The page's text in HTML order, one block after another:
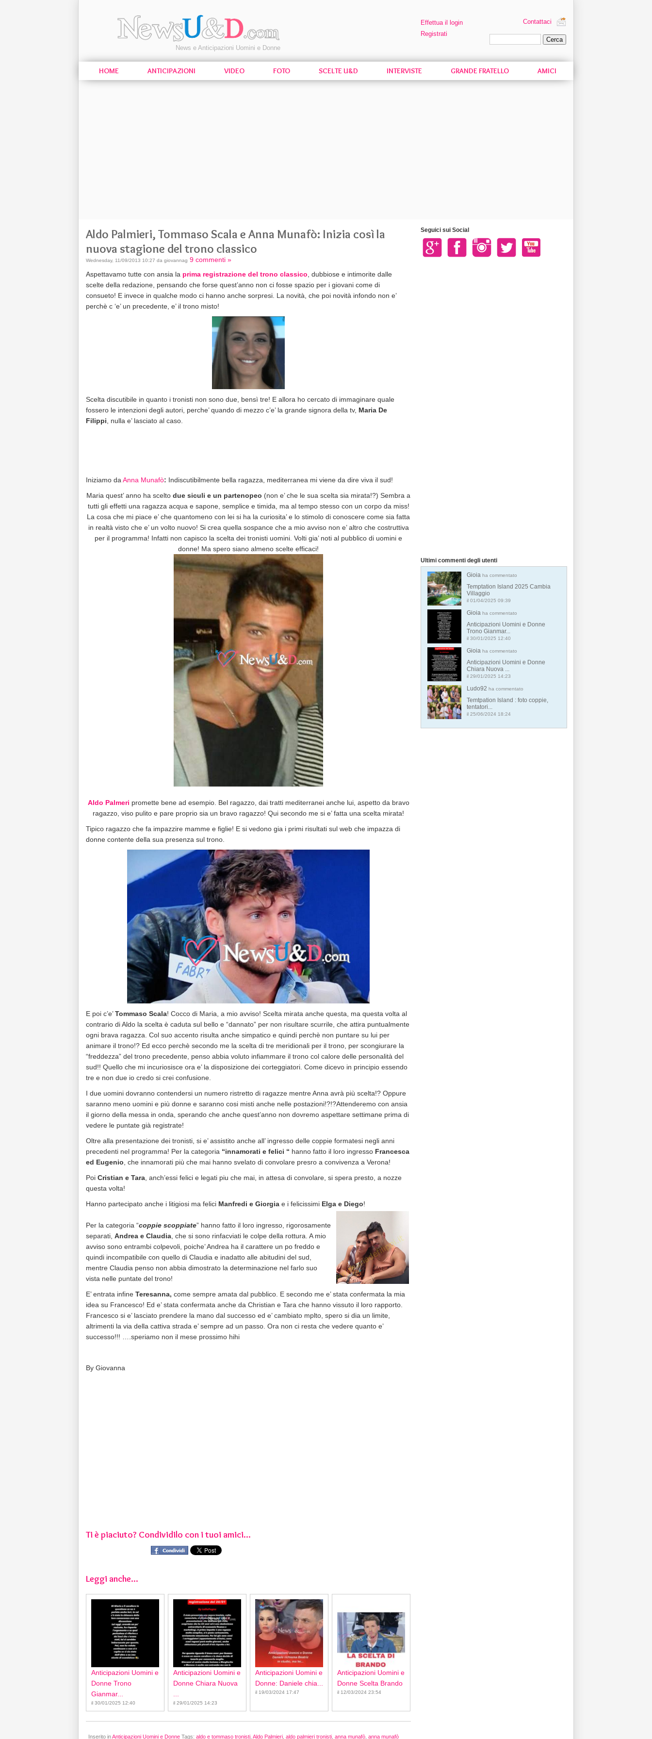
News e Anticipazioni Uomini e Donne
Effettua il login
Registrati
Contattaci
HOME ANTICIPAZIONI VIDEO FOTO SCELTE U&D INTERVISTE GRANDE FRATELLO AMICI
Aldo Palmieri, Tommaso Scala e Anna Munafò: Inizia così la
nuova stagione del trono classico
Wednesday, 11/09/2013 10:27 da giovannag 9 commenti »
Aspettavamo tutte con ansia la prima registrazione del trono classico , dubbiose e intimorite dalle
scelte della redazione, pensando che forse quest’anno non ci fosse spazio per i giovani come di
consueto! E invece in qualche modo ci hanno anche sorpresi. La novità, che poi novità infondo non e’
perchè c ‘e’ un precedente, e’ il trono misto!
Scelta discutibile in quanto i tronisti non sono due, bensì tre! E allora ho cercato di immaginare quale
fossero le intenzioni degli autori, perche’ quando di mezzo c’e’ la grande signora della tv, Maria De
Filippi , nulla e’ lasciato al caso.
Iniziamo da Anna Munafò: Indiscutibilmente bella ragazza, mediterranea mi viene da dire viva il sud!
Maria quest’ anno ha scelto due siculi e un partenopeo (non e’ che le sua scelta sia mirata!?) Sembra a
tutti gli effetti una ragazza acqua e sapone, semplice e timida, ma al tempo stesso con un corpo da miss!
La cosa che mi piace e’ che quantomeno con lei si ha la curiosita’ e lo stimolo di conoscere come sia fatta
in realtà visto che e’ un volto nuovo! Si crea quella sospance che a mio avviso non e’ altro che costruttiva
per il programma! Infatti non capisco la scelta dei tronisti uomini. Volti gia’ noti al pubblico di uomini e
donne! Ma spero siano almeno scelte efficaci!
Aldo Palmeri promette bene ad esempio. Bel ragazzo, dai tratti mediterranei anche lui, aspetto da bravo
ragazzo, viso pulito e pare proprio sia un bravo ragazzo! Qui secondo me si e’ fatta una scelta mirata!
Tipico ragazzo che fa impazzire mamme e figlie! E si vedono gia i primi risultati sul web che impazza di
donne contente della sua presenza sul trono.
E poi c’e’Tommaso Scala! Cocco di Maria, a mio avviso! Scelta mirata anche questa, ma questa volta al
contrario di Aldo la scelta è caduta sul bello e “dannato” per non risultare scurrile, che attira puntualmente
ogni brava ragazza. Col suo accento risulta anche simpatico e quindi perchè non puntare su lui per
animare il trono!? Ed ecco perchè secondo me la scelta di tre meridionali per il trono, per scongiurare la
“freddezza” del trono precedente, penso abbia voluto infiammare il trono col calore delle personalità del
sud!! Quello che mi incuriosisce ora e’ la disposizione dei corteggiatori. Come dicevo in principio essendo
tre e non due io credo si crei confusione.
I due uomini dovranno contendersi un numero ristretto di ragazze mentre Anna avrà più scelta!? Oppure
saranno meno uomini e più donne e saranno cosi misti anche nelle postazioni!?!?Attenderemo con ansia
il giorno della messa in onda, sperando che anche quest’anno non dovremo aspettare settimane prima di
vedere le puntate già registrate!
Oltre alla presentazione dei tronisti, si e’ assistito anche all’ ingresso delle coppie formatesi negli anni
precedenti nel programma! Per la categoria “innamorati e felici “ hanno fatto il loro ingresso Francesca
ed Eugenio , che innamorati più che mai hanno svelato di convolare presro a convivenza a Verona!
Poi Cristian e Tara , anch’essi felici e legati piu che mai, in attesa di convolare, si spera presto, a nozze
questa volta!
Hanno partecipato anche i litigiosi ma felici Manfredi e Giorgia e i felicissimi Elga e Diego!
Per la categoria “coppie scoppiate” hanno fatto il loro ingresso, rigorosamente
separati, Andrea e Claudia , che si sono rinfacviati le colpe della rottura. A mio
avviso sono entrambi colpevoli, poiche’ Andrea ha il carattere un po freddo e
quindi incompatibile con quello di Claudia e inadatto alle abitudini del sud,
mentre Claudia penso non abbia dimostrato la determinazione nel farlo suo
vista nelle puntate del trono!
E’ entrata infine Teresanna, come sempre amata dal pubblico. E secondo me e’ stata confermata la mia
idea su Francesco! Ed e’ stata confermata anche da Christian e Tara che hanno vissuto il loro rapporto.
Francesco si e’ lasciato prendere la mano dal successo ed e’ cambiato mplto, spero si dia un limite,
altrimenti la via della cattiva strada e’ sempre ad un passo. Ora non ci resta che vedere quanto e’
successo!!! ….speriamo non il mese prossimo hihi
By Giovanna
Ti è piaciuto? Condividilo con i tuoi amici...
Leggi anche...
Anticipazioni Uomini e
Donne Trono
Gianmar...
il 30/01/2025 12:40
Anticipazioni Uomini e
Donne Chiara Nuova
il 29/01/2025 14:23
Anticipazioni Uomini e
Donne: Daniele chia...
il 19/03/2024 17:47
Anticipazioni Uomini e
Donne Scelta Brando
il 12/03/2024 23:54
Inserito inAnticipazioni Uomini e Donne Tags: aldo e tommaso tronisti Aldo Palmieri aldo palmieri tronisti anna munafò anna munafò
Seguici sui Social
Ultimi commenti degli utenti
Gioia ha commentato
Temptation Island 2025 Cambia
Villaggio
il 01/04/2025 09:39
Gioia ha commentato
Anticipazioni Uomini e Donne
Trono Gianmar...
il 30/01/2025 12:40
Gioia ha commentato
Anticipazioni Uomini e Donne
Chiara Nuova ...
il 29/01/2025 14:23
Ludo92 ha commentato
Temtpation Island : foto coppie,
tentatori...
il 25/06/2024 18:24